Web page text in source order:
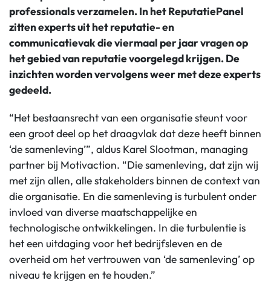
professionals verzamelen. In het ReputatiePanel
zitten experts uit het reputatie- en
communicatievak die viermaal per jaar vragen op
het gebied van reputatie voorgelegd krijgen. De
inzichten worden vervolgens weer met deze experts
gedeeld.
“Het bestaansrecht van een organisatie steunt voor
een groot deel op het draagvlak dat deze heeft binnen
‘de samenleving’”, aldus Karel Slootman, managing
partner bij Motivaction. “Die samenleving, dat zijn wij
met zijn allen, alle stakeholders binnen de context van
die organisatie. En die samenleving is turbulent onder
invloed van diverse maatschappelijke en
technologische ontwikkelingen. In die turbulentie is
het een uitdaging voor het bedrijfsleven en de
overheid om het vertrouwen van ‘de samenleving’ op
niveau te krijgen en te houden.”